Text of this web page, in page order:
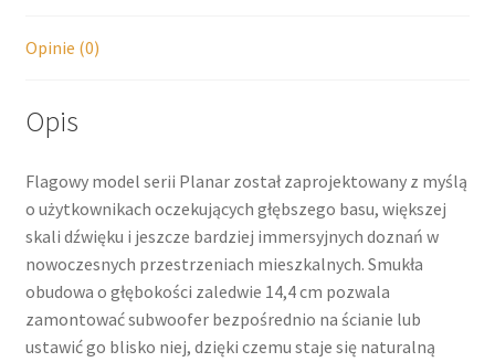
Opinie (0)
Opis
Flagowy model serii Planar został zaprojektowany z myślą
o użytkownikach oczekujących głębszego basu, większej
skali dźwięku i jeszcze bardziej immersyjnych doznań w
nowoczesnych przestrzeniach mieszkalnych. Smukła
obudowa o głębokości zaledwie 14,4 cm pozwala
zamontować subwoofer bezpośrednio na ścianie lub
ustawić go blisko niej, dzięki czemu staje się naturalną